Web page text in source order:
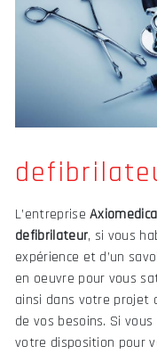
L’entrepriseAxiomedica
defibrilateur, si vous
expérience et d’un
en oeuvre pour vous
ainsi dans votre projet
de vos besoins. Si
votre disposition pour